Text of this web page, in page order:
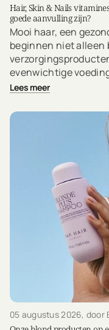
Hair, Skin & Nails
goede aanvulling zijn?
Mooi haar, een
beginnen niet alleen
evenwichtige
Lees meer
05 augustus 2026, door